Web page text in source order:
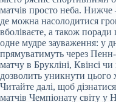
матчів просто неба. Нижче
де можна насолодитися
вболіваєте, а також
одне мудре зауваження: у
прямуватимуть через
матчу в Брукліні, Квінсі
дозволить уникнути цього
Читайте далі, щоб
матчів Чемпіонату світу